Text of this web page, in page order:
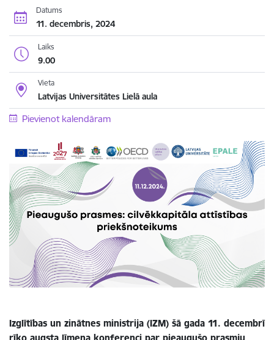
Datums
11. decembris, 2024
Laiks
9.00
Vieta
Latvijas Universitātes Lielā aula
Pievienot kalendāram
Izglītības un zinātnes ministrija (IZM) šā gada 11. decembrī
rīko augsta līmeņa konferenci par pieaugušo prasmju